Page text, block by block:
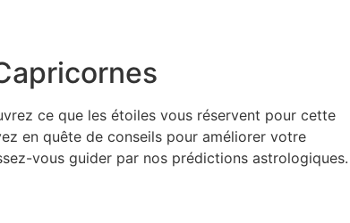
ce que les étoiles vous réservent pour cette
en quête de conseils pour améliorer votre
vous guider par nos prédictions astrologiques.